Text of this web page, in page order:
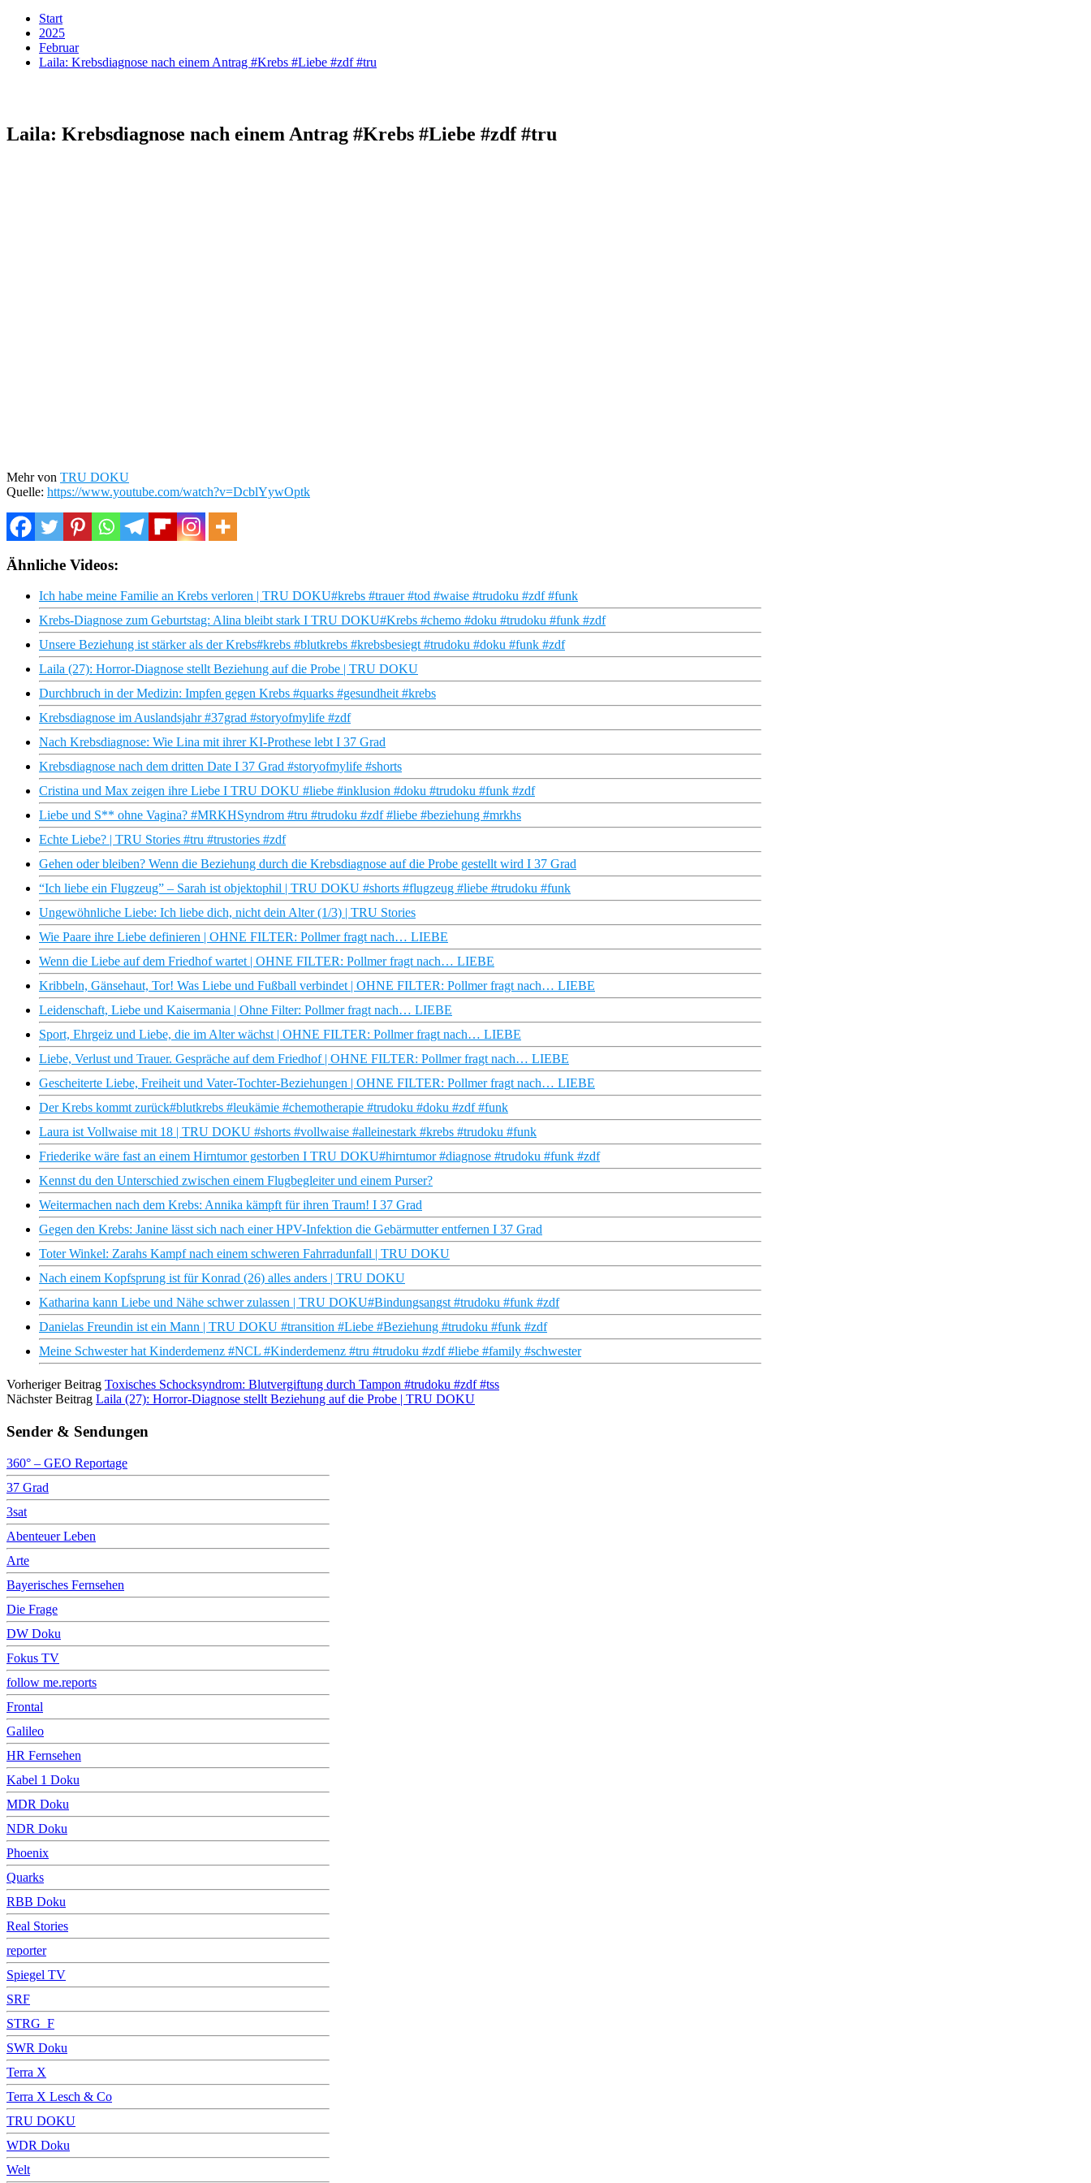
Start
2025
Februar
Laila: Krebsdiagnose nach einem Antrag #Krebs #Liebe #zdf #tru
Laila: Krebsdiagnose nach einem Antrag #Krebs #Liebe #zdf #tru
Mehr von TRU DOKU
Quelle: https://www.youtube.com/watch?v=DcblYywOptk
Ähnliche Videos:
Ich habe meine Familie an Krebs verloren | TRU DOKU#krebs #trauer #tod #waise #trudoku #zdf #funk
Krebs-Diagnose zum Geburtstag: Alina bleibt stark I TRU DOKU#Krebs #chemo #doku #trudoku #funk #zdf
Unsere Beziehung ist stärker als der Krebs#krebs #blutkrebs #krebsbesiegt #trudoku #doku #funk #zdf
Laila (27): Horror-Diagnose stellt Beziehung auf die Probe | TRU DOKU
Durchbruch in der Medizin: Impfen gegen Krebs #quarks #gesundheit #krebs
Krebsdiagnose im Auslandsjahr #37grad #storyofmylife #zdf
Nach Krebsdiagnose: Wie Lina mit ihrer KI-Prothese lebt I 37 Grad
Krebsdiagnose nach dem dritten Date I 37 Grad #storyofmylife #shorts
Cristina und Max zeigen ihre Liebe I TRU DOKU #liebe #inklusion #doku #trudoku #funk #zdf
Liebe und S** ohne Vagina? #MRKHSyndrom #tru #trudoku #zdf #liebe #beziehung #mrkhs
Echte Liebe? | TRU Stories #tru #trustories #zdf
Gehen oder bleiben? Wenn die Beziehung durch die Krebsdiagnose auf die Probe gestellt wird I 37 Grad
“Ich liebe ein Flugzeug” – Sarah ist objektophil | TRU DOKU #shorts #flugzeug #liebe #trudoku #funk
Ungewöhnliche Liebe: Ich liebe dich, nicht dein Alter (1/3) | TRU Stories
Wie Paare ihre Liebe definieren | OHNE FILTER: Pollmer fragt nach… LIEBE
Wenn die Liebe auf dem Friedhof wartet | OHNE FILTER: Pollmer fragt nach… LIEBE
Kribbeln, Gänsehaut, Tor! Was Liebe und Fußball verbindet | OHNE FILTER: Pollmer fragt nach… LIEBE
Leidenschaft, Liebe und Kaisermania | Ohne Filter: Pollmer fragt nach… LIEBE
Sport, Ehrgeiz und Liebe, die im Alter wächst | OHNE FILTER: Pollmer fragt nach… LIEBE
Liebe, Verlust und Trauer. Gespräche auf dem Friedhof | OHNE FILTER: Pollmer fragt nach… LIEBE
Gescheiterte Liebe, Freiheit und Vater-Tochter-Beziehungen | OHNE FILTER: Pollmer fragt nach… LIEBE
Der Krebs kommt zurück#blutkrebs #leukämie #chemotherapie #trudoku #doku #zdf #funk
Laura ist Vollwaise mit 18 | TRU DOKU #shorts #vollwaise #alleinestark #krebs #trudoku #funk
Friederike wäre fast an einem Hirntumor gestorben I TRU DOKU#hirntumor #diagnose #trudoku #funk #zdf
Kennst du den Unterschied zwischen einem Flugbegleiter und einem Purser?
Weitermachen nach dem Krebs: Annika kämpft für ihren Traum! I 37 Grad
Gegen den Krebs: Janine lässt sich nach einer HPV-Infektion die Gebärmutter entfernen I 37 Grad
Toter Winkel: Zarahs Kampf nach einem schweren Fahrradunfall | TRU DOKU
Nach einem Kopfsprung ist für Konrad (26) alles anders | TRU DOKU
Katharina kann Liebe und Nähe schwer zulassen | TRU DOKU#Bindungsangst #trudoku #funk #zdf
Danielas Freundin ist ein Mann | TRU DOKU #transition #Liebe #Beziehung #trudoku #funk #zdf
Meine Schwester hat Kinderdemenz #NCL #Kinderdemenz #tru #trudoku #zdf #liebe #family #schwester
Vorheriger Beitrag Toxisches Schocksyndrom: Blutvergiftung durch Tampon #trudoku #zdf #tss
Nächster Beitrag Laila (27): Horror-Diagnose stellt Beziehung auf die Probe | TRU DOKU
Sender & Sendungen
360° – GEO Reportage
37 Grad
3sat
Abenteuer Leben
Arte
Bayerisches Fernsehen
Die Frage
DW Doku
Fokus TV
follow me.reports
Frontal
Galileo
HR Fernsehen
Kabel 1 Doku
MDR Doku
NDR Doku
Phoenix
Quarks
RBB Doku
Real Stories
reporter
Spiegel TV
SRF
STRG_F
SWR Doku
Terra X
Terra X Lesch & Co
TRU DOKU
WDR Doku
Welt